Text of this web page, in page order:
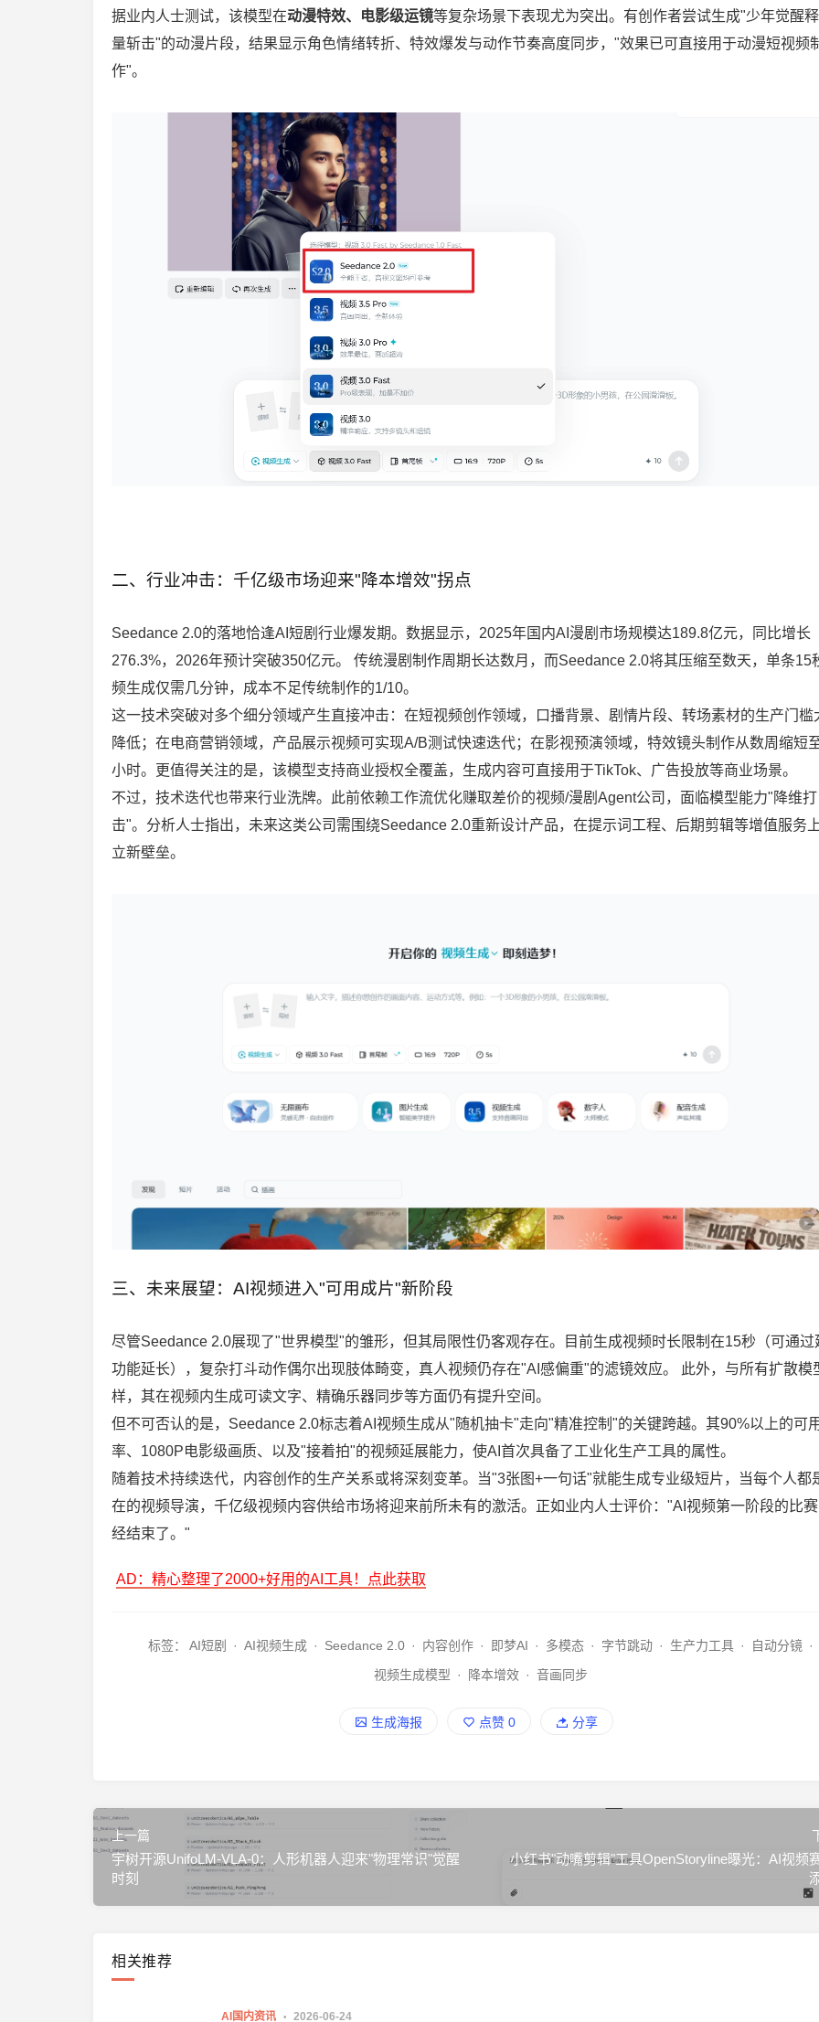
据业内人士测试，该模型在动漫特效、电影级运镜等复杂场景下表现尤为突出。有创作者尝试生成"少年觉醒
量斩击"的动漫片段，结果显示角色情绪转折、特效爆发与动作节奏高度同步，"效果已可直接用于动漫短视频
作"。
二、行业冲击：千亿级市场迎来"降本增效"拐点
Seedance 2.0的落地恰逢AI短剧行业爆发期。数据显示，2025年国内AI漫剧市场规模达189.8亿元，同比增长
276.3%，2026年预计突破350亿元。 传统漫剧制作周期长达数月，而Seedance 2.0将其压缩至数天，单条15
频生成仅需几分钟，成本不足传统制作的1/10。
这一技术突破对多个细分领域产生直接冲击：在短视频创作领域，口播背景、剧情片段、转场素材的生产门槛
降低；在电商营销领域，产品展示视频可实现A/B测试快速迭代；在影视预演领域，特效镜头制作从数周缩短
小时。更值得关注的是，该模型支持商业授权全覆盖，生成内容可直接用于TikTok、广告投放等商业场景。
不过，技术迭代也带来行业洗牌。此前依赖工作流优化赚取差价的视频/漫剧Agent公司，面临模型能力"降维打
击"。分析人士指出，未来这类公司需围绕Seedance 2.0重新设计产品，在提示词工程、后期剪辑等增值服务
立新壁垒。
三、未来展望：AI视频进入"可用成片"新阶段
尽管Seedance 2.0展现了"世界模型"的雏形，但其局限性仍客观存在。目前生成视频时长限制在15秒（可通过
功能延长），复杂打斗动作偶尔出现肢体畸变，真人视频仍存在"AI感偏重"的滤镜效应。 此外，与所有扩散模
样，其在视频内生成可读文字、精确乐器同步等方面仍有提升空间。
但不可否认的是，Seedance 2.0标志着AI视频生成从"随机抽卡"走向"精准控制"的关键跨越。其90%以上的可
率、1080P电影级画质、以及"接着拍"的视频延展能力，使AI首次具备了工业化生产工具的属性。
随着技术持续迭代，内容创作的生产关系或将深刻变革。当"3张图+一句话"就能生成专业级短片，当每个人都
在的视频导演，千亿级视频内容供给市场将迎来前所未有的激活。正如业内人士评价："AI视频第一阶段的比
经结束了。"
AD：精心整理了2000+好用的AI工具！点此获取
标签： AI短剧 · AI视频生成 · Seedance 2.0 · 内容创作 · 即梦AI · 多模态 · 字节跳动 · 生产力工具 · 自动分镜 ·
视频生成模型 · 降本增效 · 音画同步
生成海报 点赞 0 分享
上一篇
宇树开源UnifoLM-VLA-0：人形机器人迎来"物理常识"觉醒
时刻
小红书"动嘴剪辑"工具OpenStoryline曝光：AI视频
相关推荐
AI国内资讯 2026-06-24